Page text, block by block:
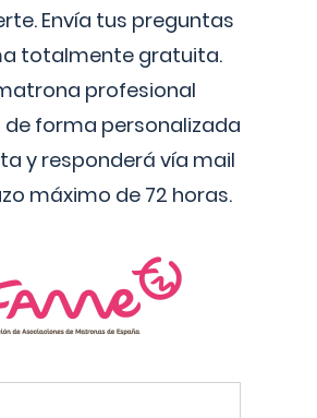
Envía tus preguntas
totalmente gratuita.
profesional
forma personalizada
y responderá vía mail
máximo de 72 horas.